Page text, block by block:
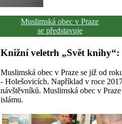
Muslimská obec v Praze
se představuje
Knižní veletrh „Svět knihy“:
Muslimská obec v Praze se již od
- Holešovicích. Například v roce
návštěvníků. Muslimská obec v
islámu.